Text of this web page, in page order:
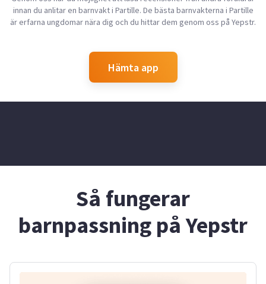
innan du anlitar en barnvakt i Partille. De bästa barnvakterna i Partille
är erfarna ungdomar nära dig och du hittar dem genom oss på Yepstr.
Hämta app
Så fungerar
barnpassning på Yepstr